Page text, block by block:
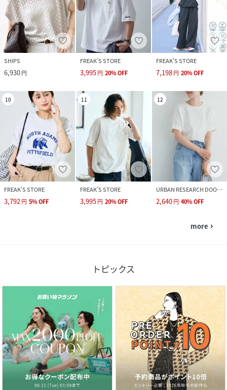
SHIPS
6,930円
FREAK’S STORE
3,995円 20%OFF
FREAK’S STORE
7,198円 20%OFF
10
FREAK’S STORE
3,792円 5%OFF
11
FREAK’S STORE
3,995円 20%OFF
12
URBAN RESEARCH DOORS
2,640円 40%OFF
more navigate_next
トピックス